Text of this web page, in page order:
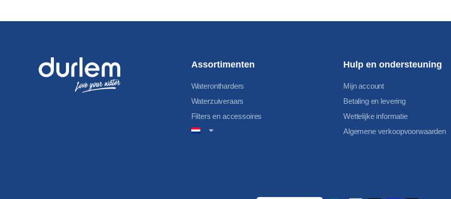
Assortimenten
Waterontharders
Waterzuiveraars
Filters en accessoires
Hulp en ondersteuning
Mijn account
Betaling en levering
Wettelijke informatie
Algemene verkoopvoorwaarden